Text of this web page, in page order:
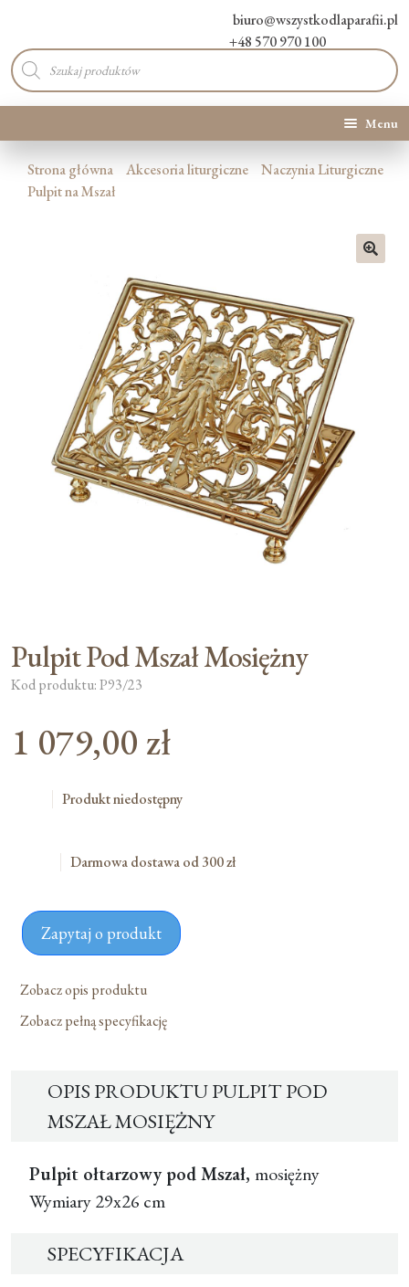
biuro@wszystkodlaparafii.pl
+48 570 970 100
Wyszukiwarka
produktów
Menu
Kategorie produktów
Moje konto
Koszyk
Strona główna Akcesoria liturgiczne
Naczynia Liturgiczne
Pulpit na Mszał
Pulpit Pod Mszał Mosiężny
Kod produktu: P93/23
1 079,00 zł
Produkt niedostępny
Darmowa dostawa od 300 zł
Zapytaj o produkt
Zobacz opis produktu
Zobacz pełną specyfikację
OPIS PRODUKTU PULPIT POD
MSZAŁ MOSIĘŻNY
Pulpit ołtarzowy pod Mszał, mosiężny
Wymiary 29x26 cm
SPECYFIKACJA